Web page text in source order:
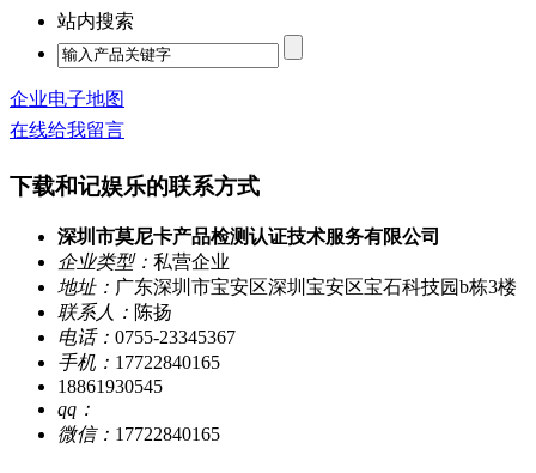
站内搜索
企业电子地图
在线给我留言
下载和记娱乐的联系方式
深圳市莫尼卡产品检测认证技术服务有限公司
企业类型： 私营企业
地址： 广东深圳市宝安区深圳宝安区宝石科技园b栋3楼
联系人： 陈扬
电话： 0755-23345367
手机： 17722840165
18861930545
qq：
微信： 17722840165